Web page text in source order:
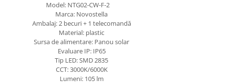
Model: NTG02-CW-F-2
Marca: Novostella
Ambalaj: 2 becuri + 1 telecomandă
Material: plastic
Sursa de alimentare: Panou solar
Evaluare IP: IP65
Tip LED: SMD 2835
CCT: 3000K/6000K
Lumeni: 105 lm